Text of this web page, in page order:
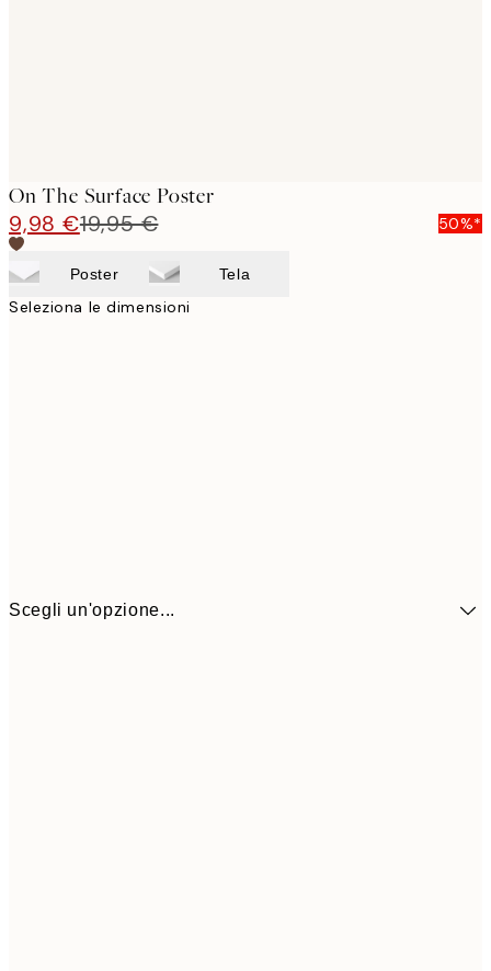
On The Surface Poster
9,98 €19,95 € 50%*
Poster Tela
Seleziona le dimensioni
Scegli un'opzione...